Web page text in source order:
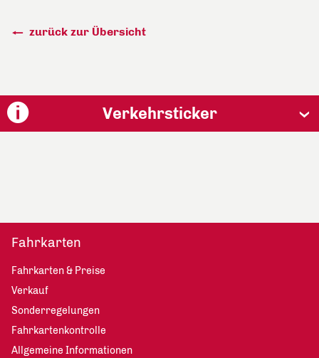
zurück zur Übersicht
Verkehrsticker
Fahrkarten
Fahrkarten & Preise
Verkauf
Sonderregelungen
Fahrkartenkontrolle
Allgemeine Informationen